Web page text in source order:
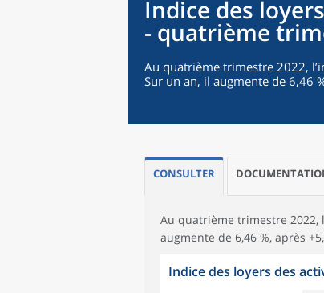
Indice des
- quatrième
Au quatrième trimestre 2022,
Sur un an, il augmente de 6,46
CONSULTER
Au quatrième trimestre 2022,
augmente de 6,46 %, après
Indice des loyers des